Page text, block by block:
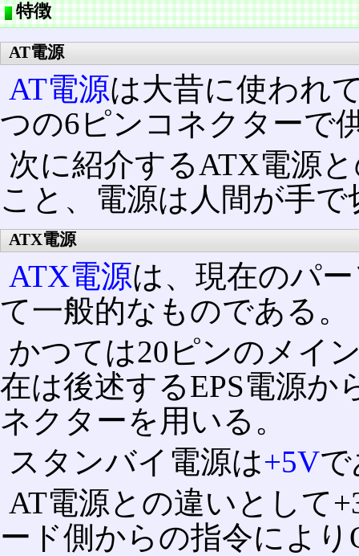
特徴
AT電源
AT電源は大昔に使われ
つの6ピンコネクターで
次に紹介するATX電源
こと、電源は人間が手
ATX電源
ATX電源は、現在のパ
て一般的なものである。
かつては20ピンのメイ
在は後述するEPS電源か
ネクターを用いる。
スタンバイ電源は+5V
AT電源との違いとして
ード側からの指令によ